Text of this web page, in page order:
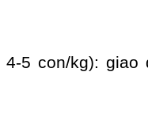
5 con/kg): giao